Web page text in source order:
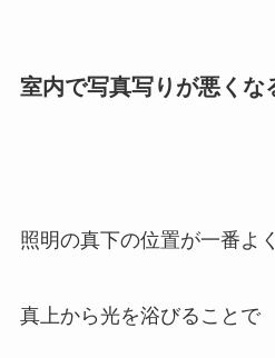
室内で写真写りが悪くな
照明の真下の位置が一番よ
真上から光を浴びることで